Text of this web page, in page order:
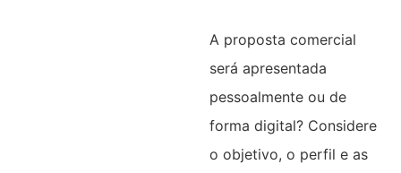
A proposta comercial
será apresentada
pessoalmente ou de
forma digital? Considere
o objetivo, o perfil e as